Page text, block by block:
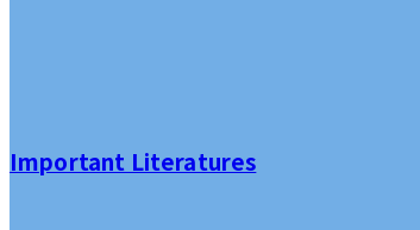
Important Literatures